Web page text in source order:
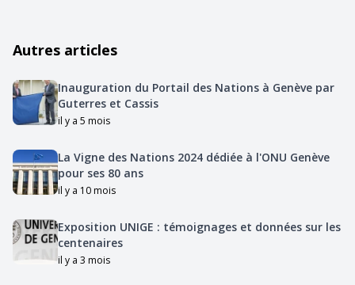
Autres articles
Inauguration du Portail des Nations à Genève par
Guterres et Cassis
il y a 5 mois
La Vigne des Nations 2024 dédiée à l'ONU Genève
pour ses 80 ans
il y a 10 mois
Exposition UNIGE : témoignages et données sur les
centenaires
il y a 3 mois